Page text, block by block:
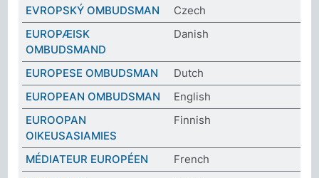
EVROPSKÝ OMBUDSMAN
Czech
EUROPÆISK
OMBUDSMAND
Danish
EUROPESE OMBUDSMAN
Dutch
EUROPEAN OMBUDSMAN
English
EUROOPAN
OIKEUSASIAMIES
Finnish
MÉDIATEUR EUROPÉEN
French